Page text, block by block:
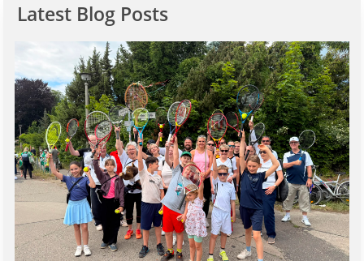
Latest Blog Posts